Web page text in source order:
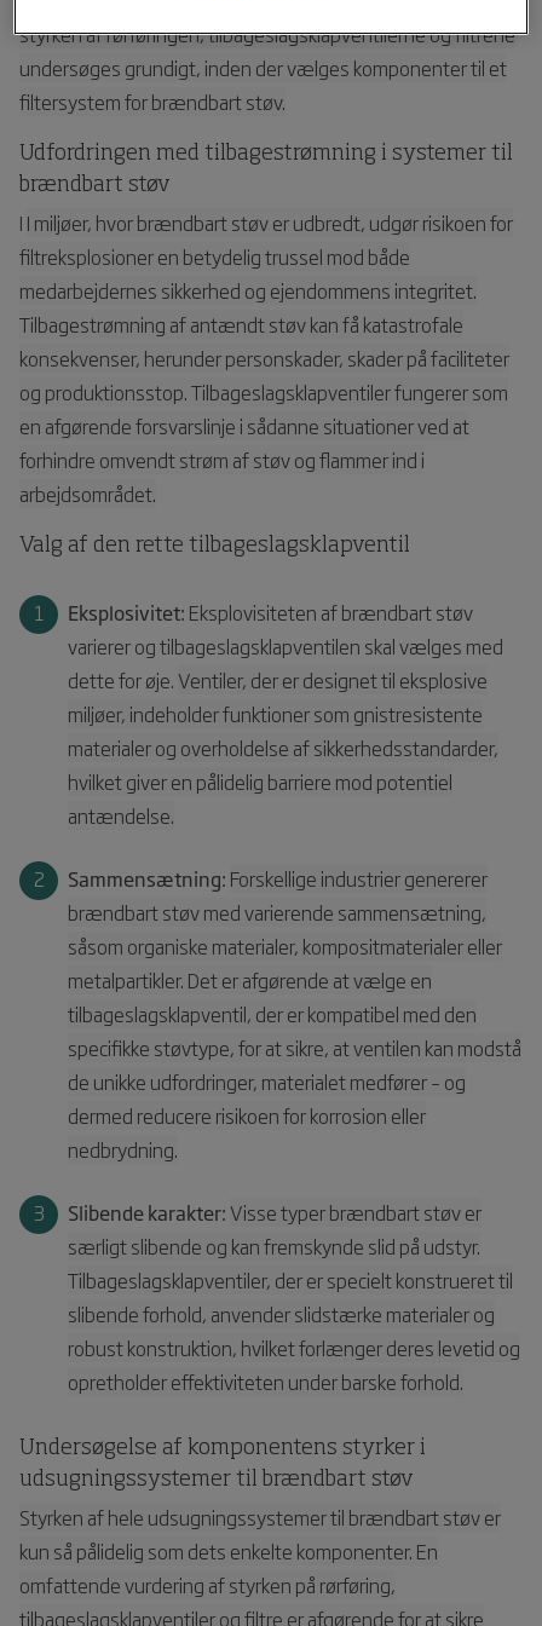
styrken af rørføringen, tilbageslagsklapventilerne og filtrene
undersøges grundigt, inden der vælges komponenter til et
filtersystem for brændbart støv.
Udfordringen med tilbagestrømning i systemer til
brændbart støv
I I miljøer, hvor brændbart støv er udbredt, udgør risikoen for
filtreksplosioner en betydelig trussel mod både
medarbejdernes sikkerhed og ejendommens integritet.
Tilbagestrømning af antændt støv kan få katastrofale
konsekvenser, herunder personskader, skader på faciliteter
og produktionsstop. Tilbageslagsklapventiler fungerer som
en afgørende forsvarslinje i sådanne situationer ved at
forhindre omvendt strøm af støv og flammer ind i
arbejdsområdet.
Valg af den rette tilbageslagsklapventil
Eksplosivitet: Eksplovisiteten af brændbart støv
varierer og tilbageslagsklapventilen skal vælges med
dette for øje.Ventiler, der er designet til eksplosive
miljøer, indeholder funktioner som gnistresistente
materialer og overholdelse af sikkerhedsstandarder,
hvilket giver en pålidelig barriere mod potentiel
antændelse.
Sammensætning: Forskellige industrier genererer
brændbart støv med varierende sammensætning,
såsom organiske materialer, kompositmaterialer eller
metalpartikler. Det er afgørende at vælge en
tilbageslagsklapventil, der er kompatibel med den
specifikke støvtype, for at sikre, at ventilen kan modstå
de unikke udfordringer, materialet medfører – og
dermed reducere risikoen for korrosion eller
nedbrydning.
Slibende karakter:Visse typer brændbart støv er
særligt slibende og kan fremskynde slid på udstyr.
Tilbageslagsklapventiler, der er specielt konstrueret til
slibende forhold, anvender slidstærke materialer og
robust konstruktion, hvilket forlænger deres levetid og
opretholder effektiviteten under barske forhold.
Undersøgelse af komponentens styrker i
udsugningssystemer til brændbart støv
Styrken af hele udsugningssystemer til brændbart støv er
kun så pålidelig som dets enkelte komponenter. En
omfattende vurdering af styrken på rørføring,
tilbageslagsklapventiler og filtre er afgørende for at sikre